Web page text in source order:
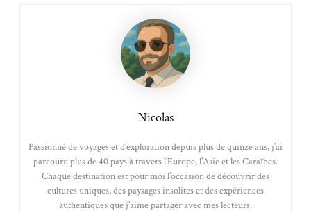
Nicolas
Passionné de voyages et d’exploration depuis plus de quinze ans, j’ai
parcouru plus de 40 pays à travers l’Europe, l’Asie et les Caraïbes.
Chaque destination est pour moi l’occasion de découvrir des
cultures uniques, des paysages insolites et des expériences
authentiques que j’aime partager avec mes lecteurs.